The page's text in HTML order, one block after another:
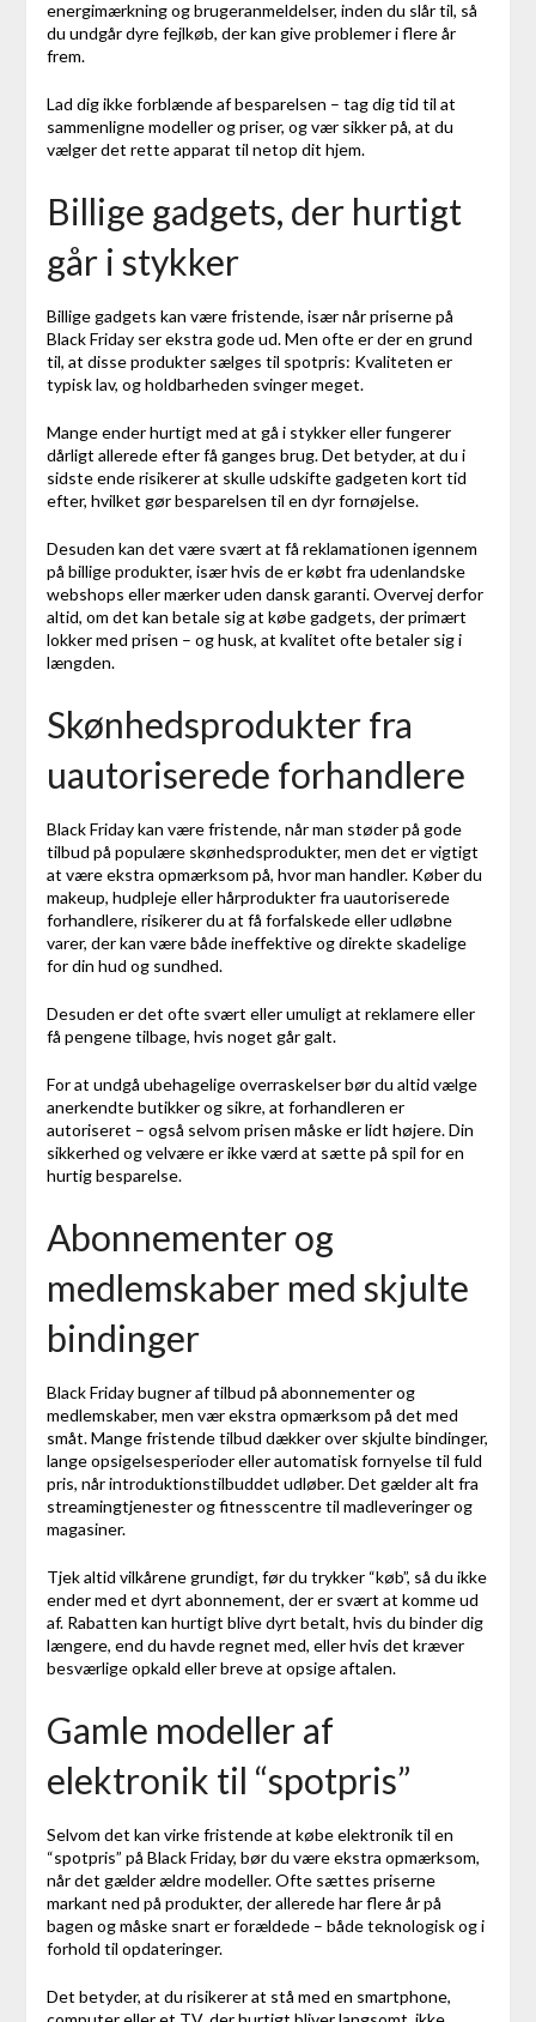
energimærkning og brugeranmeldelser, inden du slår til, så
du undgår dyre fejlkøb, der kan give problemer i flere år
frem.
Lad dig ikke forblænde af besparelsen – tag dig tid til at
sammenligne modeller og priser, og vær sikker på, at du
vælger det rette apparat til netop dit hjem.
Billige gadgets, der hurtigt
går i stykker
Billige gadgets kan være fristende, især når priserne på
Black Friday ser ekstra gode ud. Men ofte er der en grund
til, at disse produkter sælges til spotpris: Kvaliteten er
typisk lav, og holdbarheden svinger meget.
Mange ender hurtigt med at gå i stykker eller fungerer
dårligt allerede efter få ganges brug. Det betyder, at du i
sidste ende risikerer at skulle udskifte gadgeten kort tid
efter, hvilket gør besparelsen til en dyr fornøjelse.
Desuden kan det være svært at få reklamationen igennem
på billige produkter, især hvis de er købt fra udenlandske
webshops eller mærker uden dansk garanti. Overvej derfor
altid, om det kan betale sig at købe gadgets, der primært
lokker med prisen – og husk, at kvalitet ofte betaler sig i
længden.
Skønhedsprodukter fra
uautoriserede forhandlere
Black Friday kan være fristende, når man støder på gode
tilbud på populære skønhedsprodukter, men det er vigtigt
at være ekstra opmærksom på, hvor man handler. Køber du
makeup, hudpleje eller hårprodukter fra uautoriserede
forhandlere, risikerer du at få forfalskede eller udløbne
varer, der kan være både ineffektive og direkte skadelige
for din hud og sundhed.
Desuden er det ofte svært eller umuligt at reklamere eller
få pengene tilbage, hvis noget går galt.
For at undgå ubehagelige overraskelser bør du altid vælge
anerkendte butikker og sikre, at forhandleren er
autoriseret – også selvom prisen måske er lidt højere. Din
sikkerhed og velvære er ikke værd at sætte på spil for en
hurtig besparelse.
Abonnementer og
medlemskaber med skjulte
bindinger
Black Friday bugner af tilbud på abonnementer og
medlemskaber, men vær ekstra opmærksom på det med
småt. Mange fristende tilbud dækker over skjulte bindinger,
lange opsigelsesperioder eller automatisk fornyelse til fuld
pris, når introduktionstilbuddet udløber. Det gælder alt fra
streamingtjenester og fitnesscentre til madleveringer og
magasiner.
Tjek altid vilkårene grundigt, før du trykker “køb”, så du ikke
ender med et dyrt abonnement, der er svært at komme ud
af. Rabatten kan hurtigt blive dyrt betalt, hvis du binder dig
længere, end du havde regnet med, eller hvis det kræver
besværlige opkald eller breve at opsige aftalen.
Gamle modeller af
elektronik til “spotpris”
Selvom det kan virke fristende at købe elektronik til en
“spotpris” på Black Friday, bør du være ekstra opmærksom,
når det gælder ældre modeller. Ofte sættes priserne
markant ned på produkter, der allerede har flere år på
bagen og måske snart er forældede – både teknologisk og i
forhold til opdateringer.
Det betyder, at du risikerer at stå med en smartphone,